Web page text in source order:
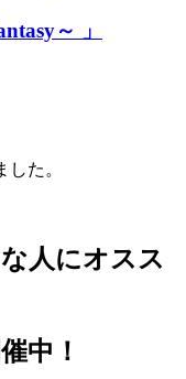
～ 」
た。
人にオスス
中！